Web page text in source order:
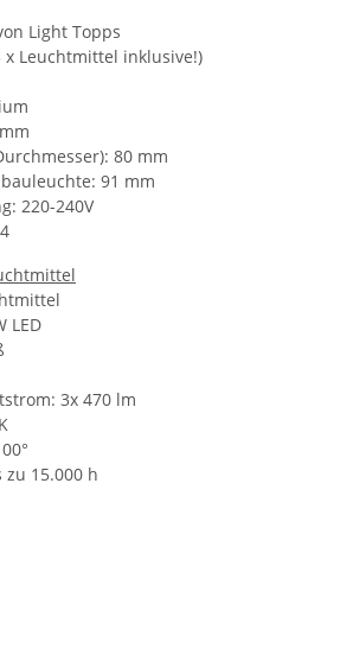
Light Topps
x Leuchtmittel inklusive!)
80 mm
91 mm
220-240V
LED
3x 470 lm
15.000 h